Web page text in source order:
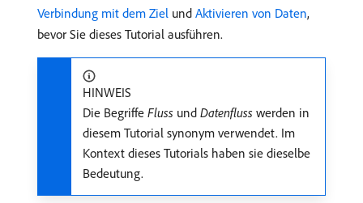
Verbindung mit dem Ziel und Aktivieren von Daten,
bevor Sie dieses Tutorial ausführen.
HINWEIS
Die Begriffe Fluss und Datenfluss werden in
diesem Tutorial synonym verwendet. Im
Kontext dieses Tutorials haben sie dieselbe
Bedeutung.